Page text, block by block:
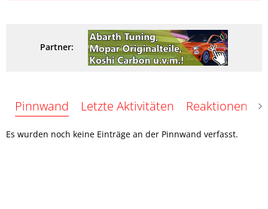
Partner:
Pinnwand Letzte Aktivitäten Reaktionen
Es wurden noch keine Einträge an der Pinnwand verfasst.